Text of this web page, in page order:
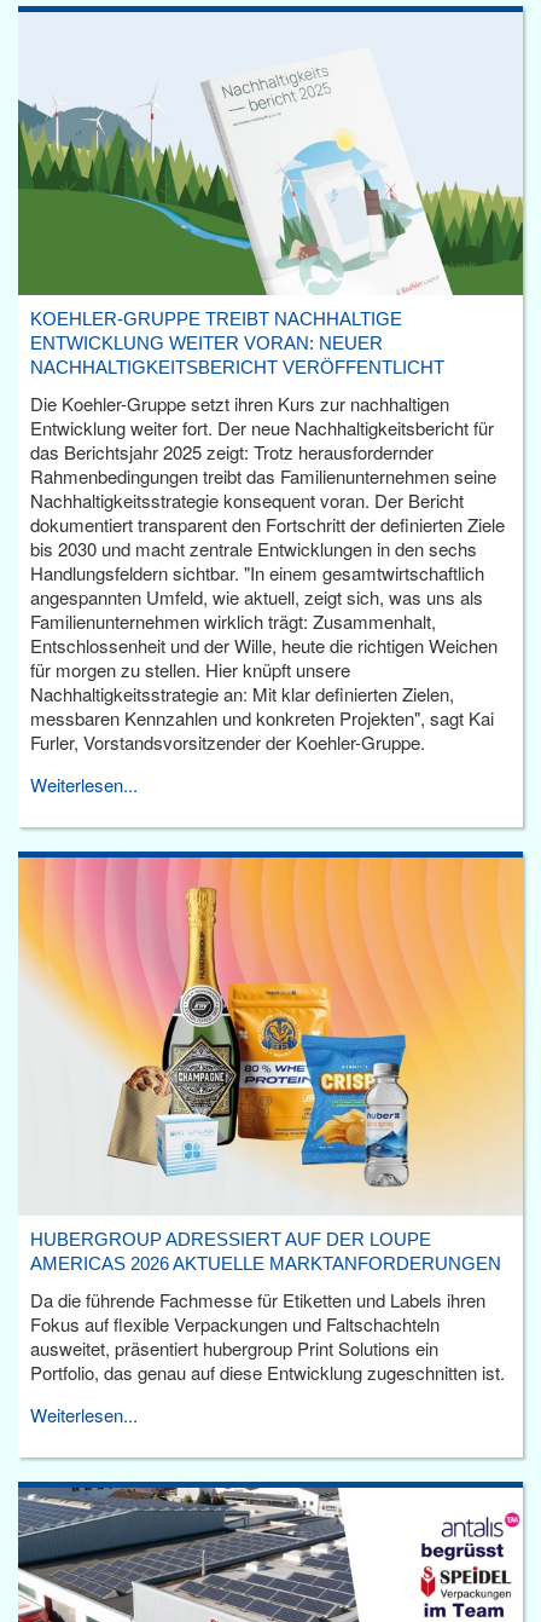
KOEHLER-GRUPPE TREIBT NACHHALTIGE
ENTWICKLUNG WEITER VORAN: NEUER
NACHHALTIGKEITSBERICHT VERÖFFENTLICHT
Die Koehler-Gruppe setzt ihren Kurs zur nachhaltigen
Entwicklung weiter fort. Der neue Nachhaltigkeitsbericht für
das Berichtsjahr 2025 zeigt: Trotz herausfordernder
Rahmenbedingungen treibt das Familienunternehmen seine
Nachhaltigkeitsstrategie konsequent voran. Der Bericht
dokumentiert transparent den Fortschritt der definierten Ziele
bis 2030 und macht zentrale Entwicklungen in den sechs
Handlungsfeldern sichtbar. "In einem gesamtwirtschaftlich
angespannten Umfeld, wie aktuell, zeigt sich, was uns als
Familienunternehmen wirklich trägt: Zusammenhalt,
Entschlossenheit und der Wille, heute die richtigen Weichen
für morgen zu stellen. Hier knüpft unsere
Nachhaltigkeitsstrategie an: Mit klar definierten Zielen,
messbaren Kennzahlen und konkreten Projekten", sagt Kai
Furler, Vorstandsvorsitzender der Koehler-Gruppe.
Weiterlesen...
HUBERGROUP ADRESSIERT AUF DER LOUPE
AMERICAS 2026 AKTUELLE MARKTANFORDERUNGEN
Da die führende Fachmesse für Etiketten und Labels ihren
Fokus auf flexible Verpackungen und Faltschachteln
ausweitet, präsentiert hubergroup Print Solutions ein
Portfolio, das genau auf diese Entwicklung zugeschnitten ist.
Weiterlesen...